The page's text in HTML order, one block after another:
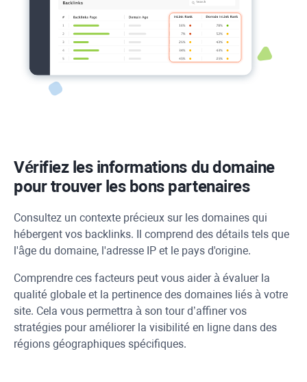
Vérifiez les informations du domaine
pour trouver les bons partenaires
Consultez un contexte précieux sur les domaines qui
hébergent vos backlinks. Il comprend des détails tels que
l'âge du domaine, l'adresse IP et le pays d'origine.
Comprendre ces facteurs peut vous aider à évaluer la
qualité globale et la pertinence des domaines liés à votre
site. Cela vous permettra à son tour d’affiner vos
stratégies pour améliorer la visibilité en ligne dans des
régions géographiques spécifiques.